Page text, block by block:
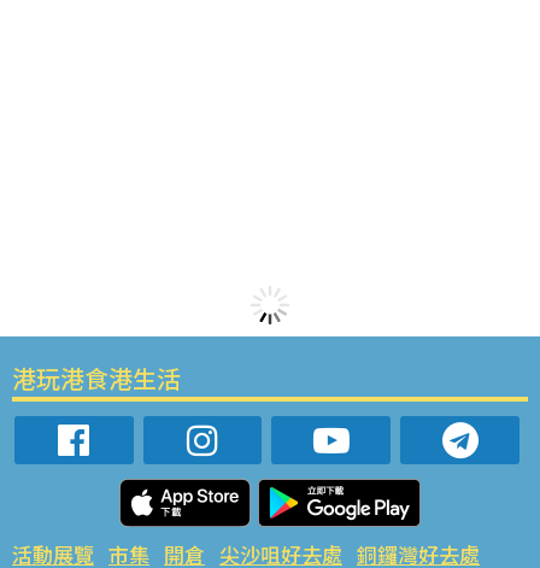
港玩港食港生活
活動展覽 市集 開倉 尖沙咀好去處 銅鑼灣好去處